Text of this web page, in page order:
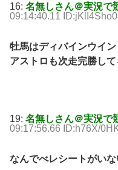
16: 名無しさん＠実況で
09:14:40.11 ID:jKlI4Sho0
牡馬はディバインウイ
アストロも次走完勝して
19: 名無しさん＠実況で
09:17:56.66 ID:h76X/
なんでべレシートがい